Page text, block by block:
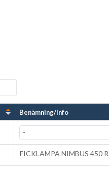
Benämning/Info
FICKLAMPA NIMBUS 450